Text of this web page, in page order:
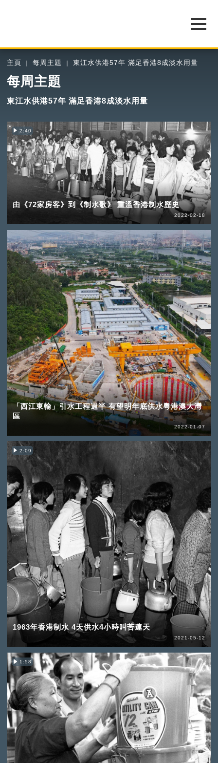
主頁 每周主題 東江水供港57年 滿足香港8成淡水用量
每周主題
東江水供港57年 滿足香港8成淡水用量
2:40
由《72家房客》到《制水歌》 重溫香港制水歷史
2022-02-18
「西江東輸」引水工程過半 有望明年底供水粵港澳大灣
區
2022-01-07
2:09
1963年香港制水 4天供水4小時叫苦連天
2021-05-12
1:58